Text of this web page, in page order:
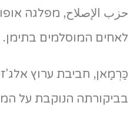
الإصلاح, מפלגה
המוסלמים בתימן.
חביבת ערוץ
הנוקבת על